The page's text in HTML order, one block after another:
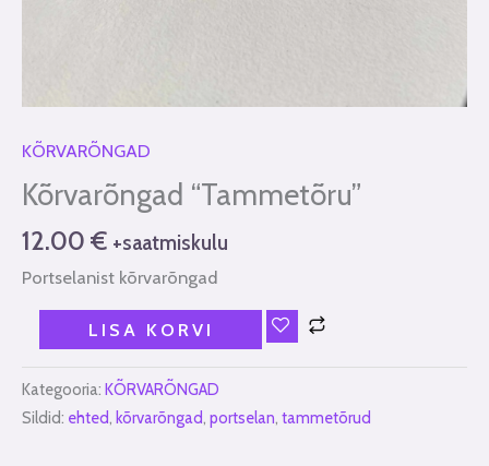
KÕRVARÕNGAD
Kõrvarõngad “Tammetõru”
12.00 € +saatmiskulu
Portselanist kõrvarõngad
LISA KORVI
Kategooria: KÕRVARÕNGAD
Sildid: ehted, kõrvarõngad, portselan, tammetõrud